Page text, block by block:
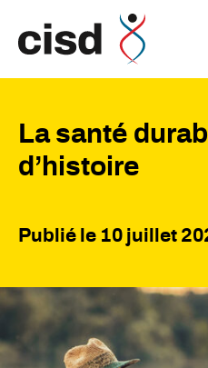
La santé
d’histoire
Publié le 10 juillet